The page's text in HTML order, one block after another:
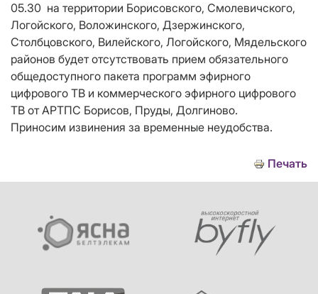
05.30 на территории Борисовского, Смолевичского,
Логойского, Воложинского, Дзержинского,
Столбцовского, Вилейского, Логойского, Мядельского
районов будет отсутствовать прием обязательного
общедоступного пакета программ эфирного
цифрового ТВ и коммерческого эфирного цифрового
ТВ от АРТПС Борисов, Пруды, Долгиново.
Приносим извинения за временные неудобства.
Печать